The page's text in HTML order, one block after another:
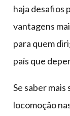
haja desafios
vantagens
para quem
país que
Se saber
locomoção